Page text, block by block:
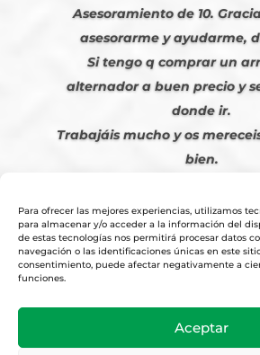
Para ofrecer las mejores experiencias, utilizamos
para almacenar y/o acceder a la información del
de estas tecnologías nos permitirá procesar datos
navegación o las identificaciones únicas en este
consentimiento, puede afectar negativamente a
funciones.
Aceptar
Asesoramiento de 10.
asesorarme y ayudarme,
Si tengo q comprar un
alternador a buen precio y
donde ir.
Trabajáis mucho y os
bien.
Condiciones Venta
Diseño y Posicionamiento Web,